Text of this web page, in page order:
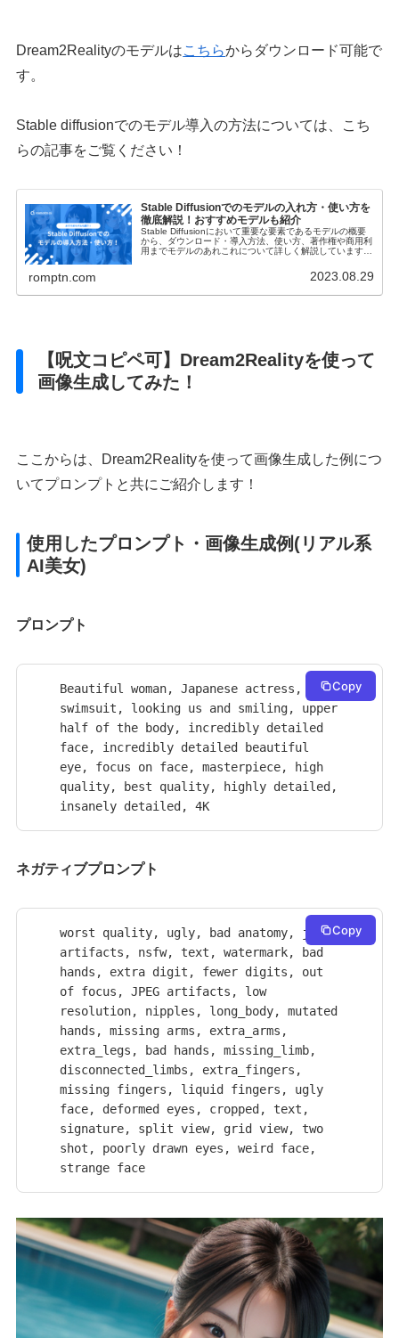
Dream2Realityのモデルはこちらからダウンロード可能で
す。
Stable diffusionでのモデル導入の方法については、こち
らの記事をご覧ください！
Stable Diffusionでのモデルの入れ方・使い方を
徹底解説！おすすめモデルも紹介
Stable Diffusionにおいて重要な要素であるモデルの概要
から、ダウンロード・導入方法、使い方、著作権や商用利
用までモデルのあれこれについて詳しく解説しています！
romptn.com 2023.08.29
【呪文コピペ可】Dream2Realityを使って
画像生成してみた！
ここからは、Dream2Realityを使って画像生成した例につ
いてプロンプトと共にご紹介します！
使用したプロンプト・画像生成例(リアル系
AI美女)
プロンプト
Beautiful woman, Japanese actress,
swimsuit, looking us and smiling, upper
half of the body, incredibly detailed
face, incredibly detailed beautiful
eye, focus on face, masterpiece, high
quality, best quality, highly detailed,
insanely detailed, 4K
Copy
ネガティブプロンプト
worst quality, ugly, bad anatomy, jpeg
artifacts, nsfw, text, watermark, bad
hands, extra digit, fewer digits, out
of focus, JPEG artifacts, low
resolution, nipples, long_body, mutated
hands, missing arms, extra_arms,
extra_legs, bad hands, missing_limb,
disconnected_limbs, extra_fingers,
missing fingers, liquid fingers, ugly
face, deformed eyes, cropped, text,
signature, split view, grid view, two
shot, poorly drawn eyes, weird face,
strange face
Copy